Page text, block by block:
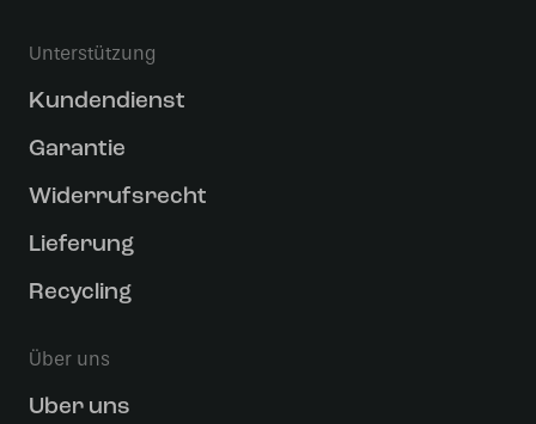
Unterstützung
Kundendienst
Garantie
Widerrufsrecht
Lieferung
Recycling
Über uns
Uber uns